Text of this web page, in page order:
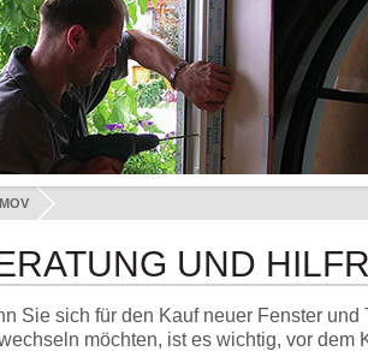
UND
Sie sich für den Kauf neuer Fenster
möchten, ist es wichtig, vor dem